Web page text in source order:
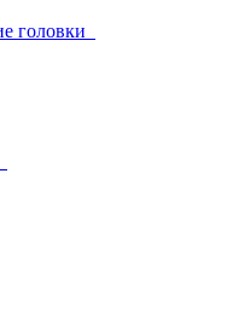
головки